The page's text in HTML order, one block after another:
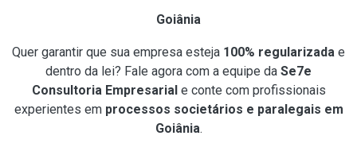
Goiânia
Quer garantir que sua empresa esteja 100% regularizada e
dentro da lei? Fale agora com a equipe da Se7e
Consultoria Empresariale conte com profissionais
experientes em processos societários e paralegais em
Goiânia.